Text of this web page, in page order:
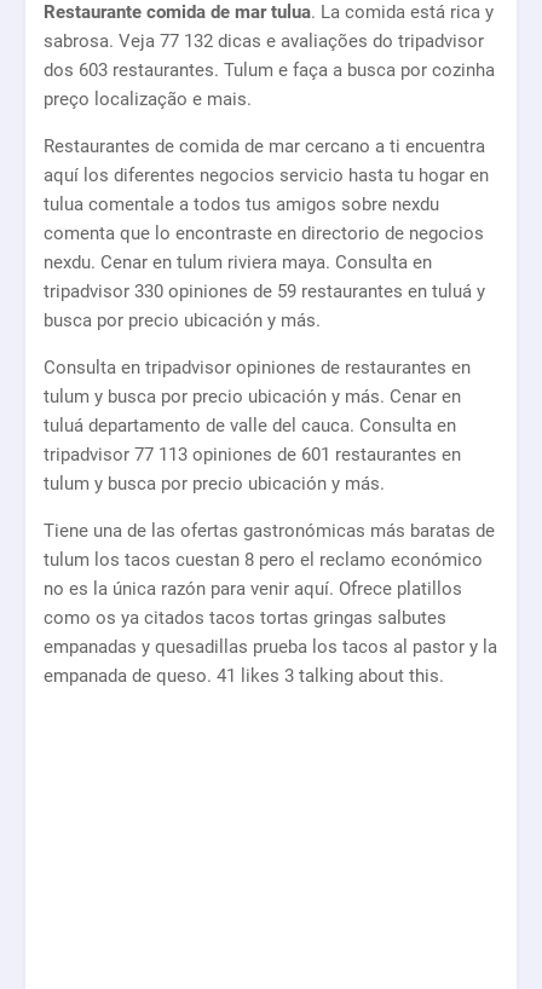
Restaurante comida de mar tulua. La comida está rica y
sabrosa. Veja 77 132 dicas e avaliações do tripadvisor
dos 603 restaurantes. Tulum e faça a busca por cozinha
preço localização e mais.
Restaurantes de comida de mar cercano a ti encuentra
aquí los diferentes negocios servicio hasta tu hogar en
tulua comentale a todos tus amigos sobre nexdu
comenta que lo encontraste en directorio de negocios
nexdu. Cenar en tulum riviera maya. Consulta en
tripadvisor 330 opiniones de 59 restaurantes en tuluá y
busca por precio ubicación y más.
Consulta en tripadvisor opiniones de restaurantes en
tulum y busca por precio ubicación y más. Cenar en
tuluá departamento de valle del cauca. Consulta en
tripadvisor 77 113 opiniones de 601 restaurantes en
tulum y busca por precio ubicación y más.
Tiene una de las ofertas gastronómicas más baratas de
tulum los tacos cuestan 8 pero el reclamo económico
no es la única razón para venir aquí. Ofrece platillos
como os ya citados tacos tortas gringas salbutes
empanadas y quesadillas prueba los tacos al pastor y la
empanada de queso. 41 likes 3 talking about this.